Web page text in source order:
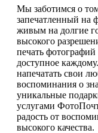
Мы заботимся о
запечатленный на
живым на долгие
высокого
печать фотографий
доступное
напечатать свои
воспоминания о
уникальные
услугами
радость от
высокого качества.